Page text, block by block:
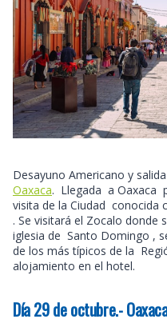
Desayuno Americano y
Oaxaca. Llegada a Oaxaca
visita de la Ciudad conocida
. Se visitará el Zocalo donde
iglesia de Santo Domingo ,
de los más típicos de la
alojamiento en el hotel.
Día 29 de octubre.-